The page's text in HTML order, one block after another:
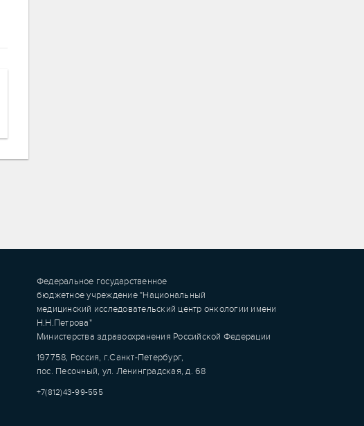
Федеральное государственное
бюджетное учреждение "Национальный
медицинский исследовательский центр онкологии имени
Н.Н.Петрова"
Министерства здравоохранения Российской Федерации
197758, Россия, г.Санкт-Петербург,
пос. Песочный, ул. Ленинградская, д. 68
+7(812)43-99-555